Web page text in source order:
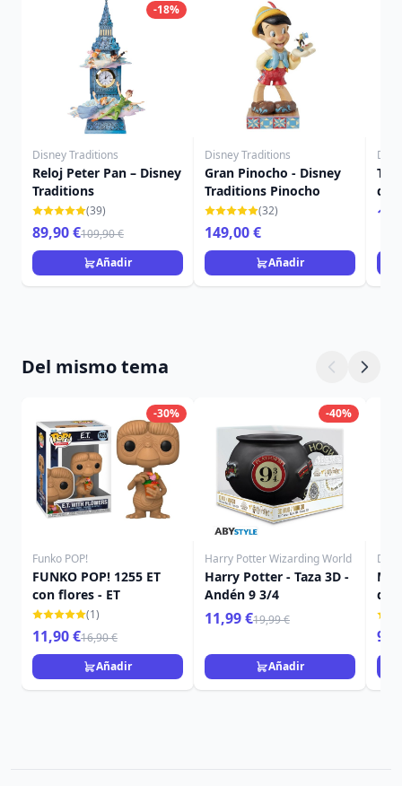
-18%
Disney Traditions
Reloj Peter Pan – Disney
Traditions
(39)
89,90 €109,90 €
Añadir
Disney Traditions
Gran Pinocho - Disney
Traditions Pinocho
(32)
149,00 €
Añadir
Del mismo tema
-30%
Funko POP!
FUNKO POP! 1255 ET
con flores - ET
(1)
11,90 €16,90 €
Añadir
-40%
Harry Potter Wizarding World
Harry Potter - Taza 3D -
Andén 9 3/4
11,99 €19,99 €
Añadir